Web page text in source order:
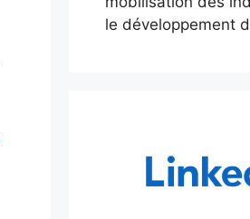
le développement